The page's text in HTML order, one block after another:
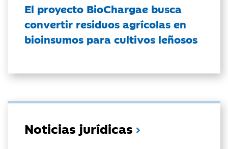
El proyecto BioChargae busca
convertir residuos agrícolas en
bioinsumos para cultivos leñosos
Noticias jurídicas